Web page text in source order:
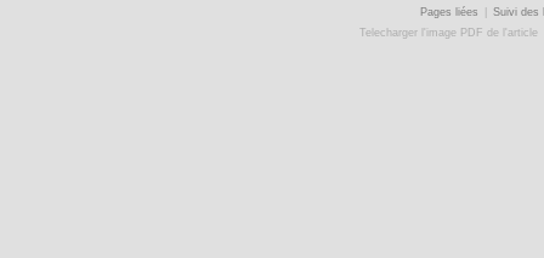
Pages liées
Suivi des
Telecharger l'image PDF de l'article